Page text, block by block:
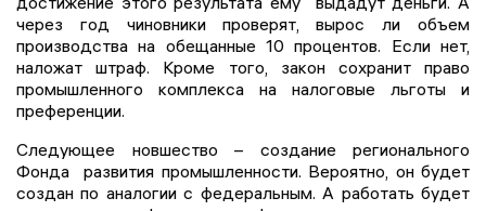
через год чиновники проверят, вырос ли объем
производства на обещанные 10 процентов. Если нет,
наложат штраф. Кроме того, закон сохранит право
промышленного комплекса на налоговые льготы и
преференции.
Следующее новшество – создание регионального
Фонда развития промышленности. Вероятно, он будет
создан по аналогии с федеральным. А работать будет